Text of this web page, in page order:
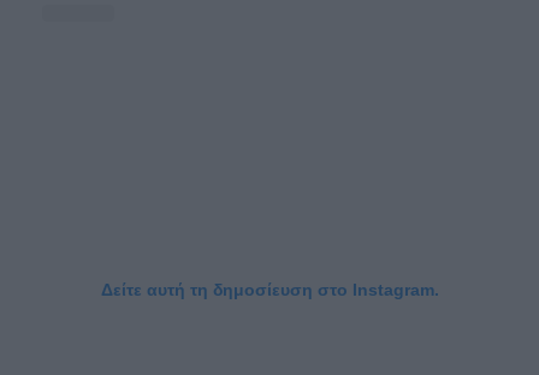
Δείτε αυτή τη δημοσίευση στο Instagram.